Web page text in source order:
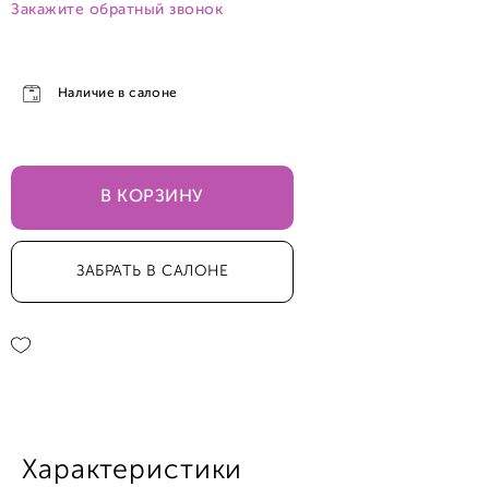
Закажите обратный звонок
Наличие в салоне
В КОРЗИНУ
ЗАБРАТЬ В САЛОНЕ
Характеристики